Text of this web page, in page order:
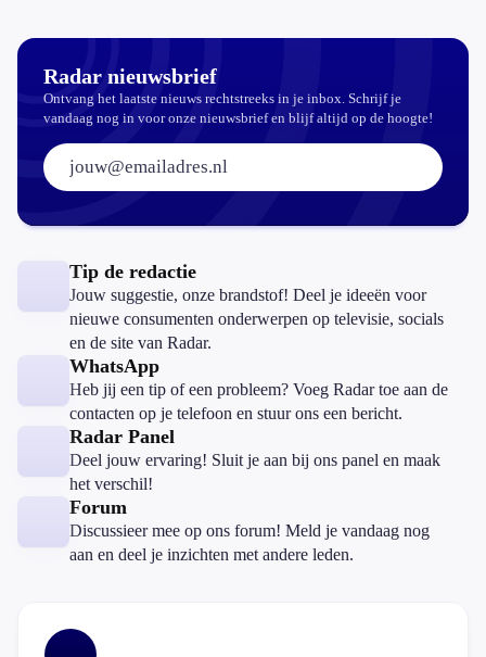
Radar nieuwsbrief
Ontvang het laatste nieuws rechtstreeks in je inbox. Schrijf je
vandaag nog in voor onze nieuwsbrief en blijf altijd op de hoogte!
E-mailadres:
Tip de redactie
Jouw suggestie, onze brandstof! Deel je ideeën voor
nieuwe consumenten onderwerpen op televisie, socials
en de site van Radar.
WhatsApp
Heb jij een tip of een probleem? Voeg Radar toe aan de
contacten op je telefoon en stuur ons een bericht.
Radar Panel
Deel jouw ervaring! Sluit je aan bij ons panel en maak
het verschil!
Forum
Discussieer mee op ons forum! Meld je vandaag nog
aan en deel je inzichten met andere leden.